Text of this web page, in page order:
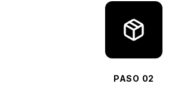
PASO 02